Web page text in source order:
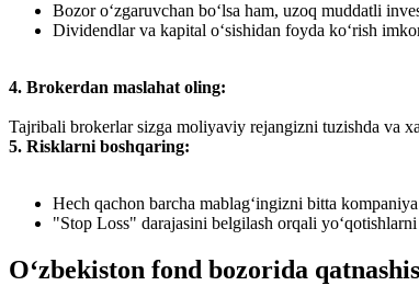
Bozor o‘zgaruvchan bo‘lsa ham, uzoq muddatli
Dividendlar va kapital o‘sishidan foyda ko‘rish
4. Brokerdan maslahat oling:
Tajribali brokerlar sizga moliyaviy rejangizni tuzishda va
5. Risklarni boshqaring:
Hech qachon barcha mablag‘ingizni bitta
"Stop Loss" darajasini belgilash orqali
O‘zbekiston fond bozorida